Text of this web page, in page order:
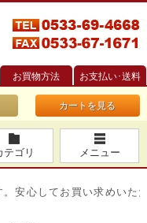
お買物方法 お支払い･送料
カートを見る
テゴリ メニュー
してお買い求めいただけ